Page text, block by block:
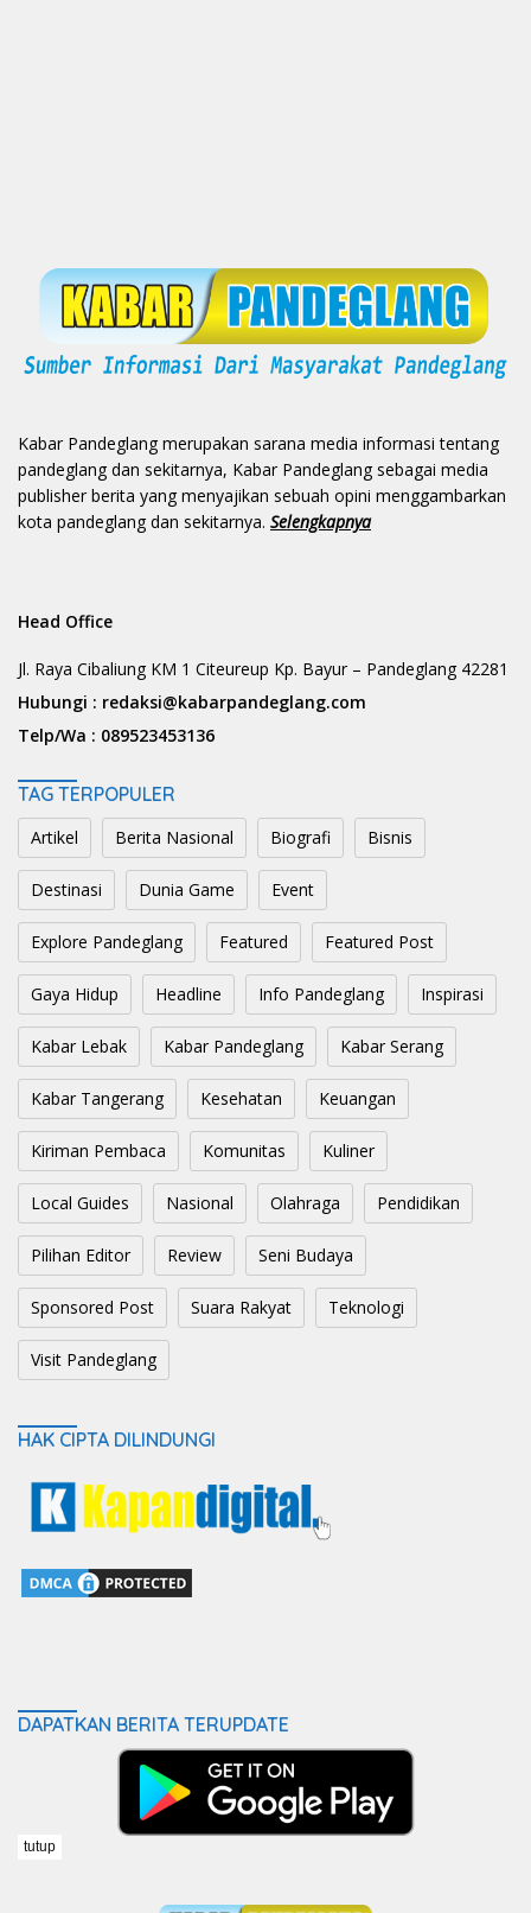
Kabar Pandeglang merupakan sarana media informasi tentang
pandeglang dan sekitarnya, Kabar Pandeglang sebagai media
publisher berita yang menyajikan sebuah opini menggambarkan
kota pandeglang dan sekitarnya. Selengkapnya
Head Office
Jl. Raya Cibaliung KM 1 Citeureup Kp. Bayur – Pandeglang 42281
Hubungi : redaksi@kabarpandeglang.com
Telp/Wa : 089523453136
TAG TERPOPULER
Artikel Berita Nasional Biografi Bisnis
Destinasi Dunia Game Event
Explore Pandeglang Featured Featured Post
Gaya Hidup Headline Info Pandeglang Inspirasi
Kabar Lebak Kabar Pandeglang Kabar Serang
Kabar Tangerang Kesehatan Keuangan
Kiriman Pembaca Komunitas Kuliner
Local Guides Nasional Olahraga Pendidikan
Pilihan Editor Review Seni Budaya
Sponsored Post Suara Rakyat Teknologi
Visit Pandeglang
HAK CIPTA DILINDUNGI
DAPATKAN BERITA TERUPDATE
tutup